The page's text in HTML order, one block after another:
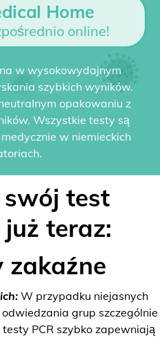
Home
online!
w wysokowydajnym
szybkich wyników.
opakowaniu z
Wszystkie testy są
w niemieckich
test
teraz:
zakaźne
W przypadku niejasnych
grup szczególnie
PCR szybko zapewniają